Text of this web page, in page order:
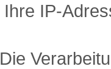
 Ihre IP-
Die